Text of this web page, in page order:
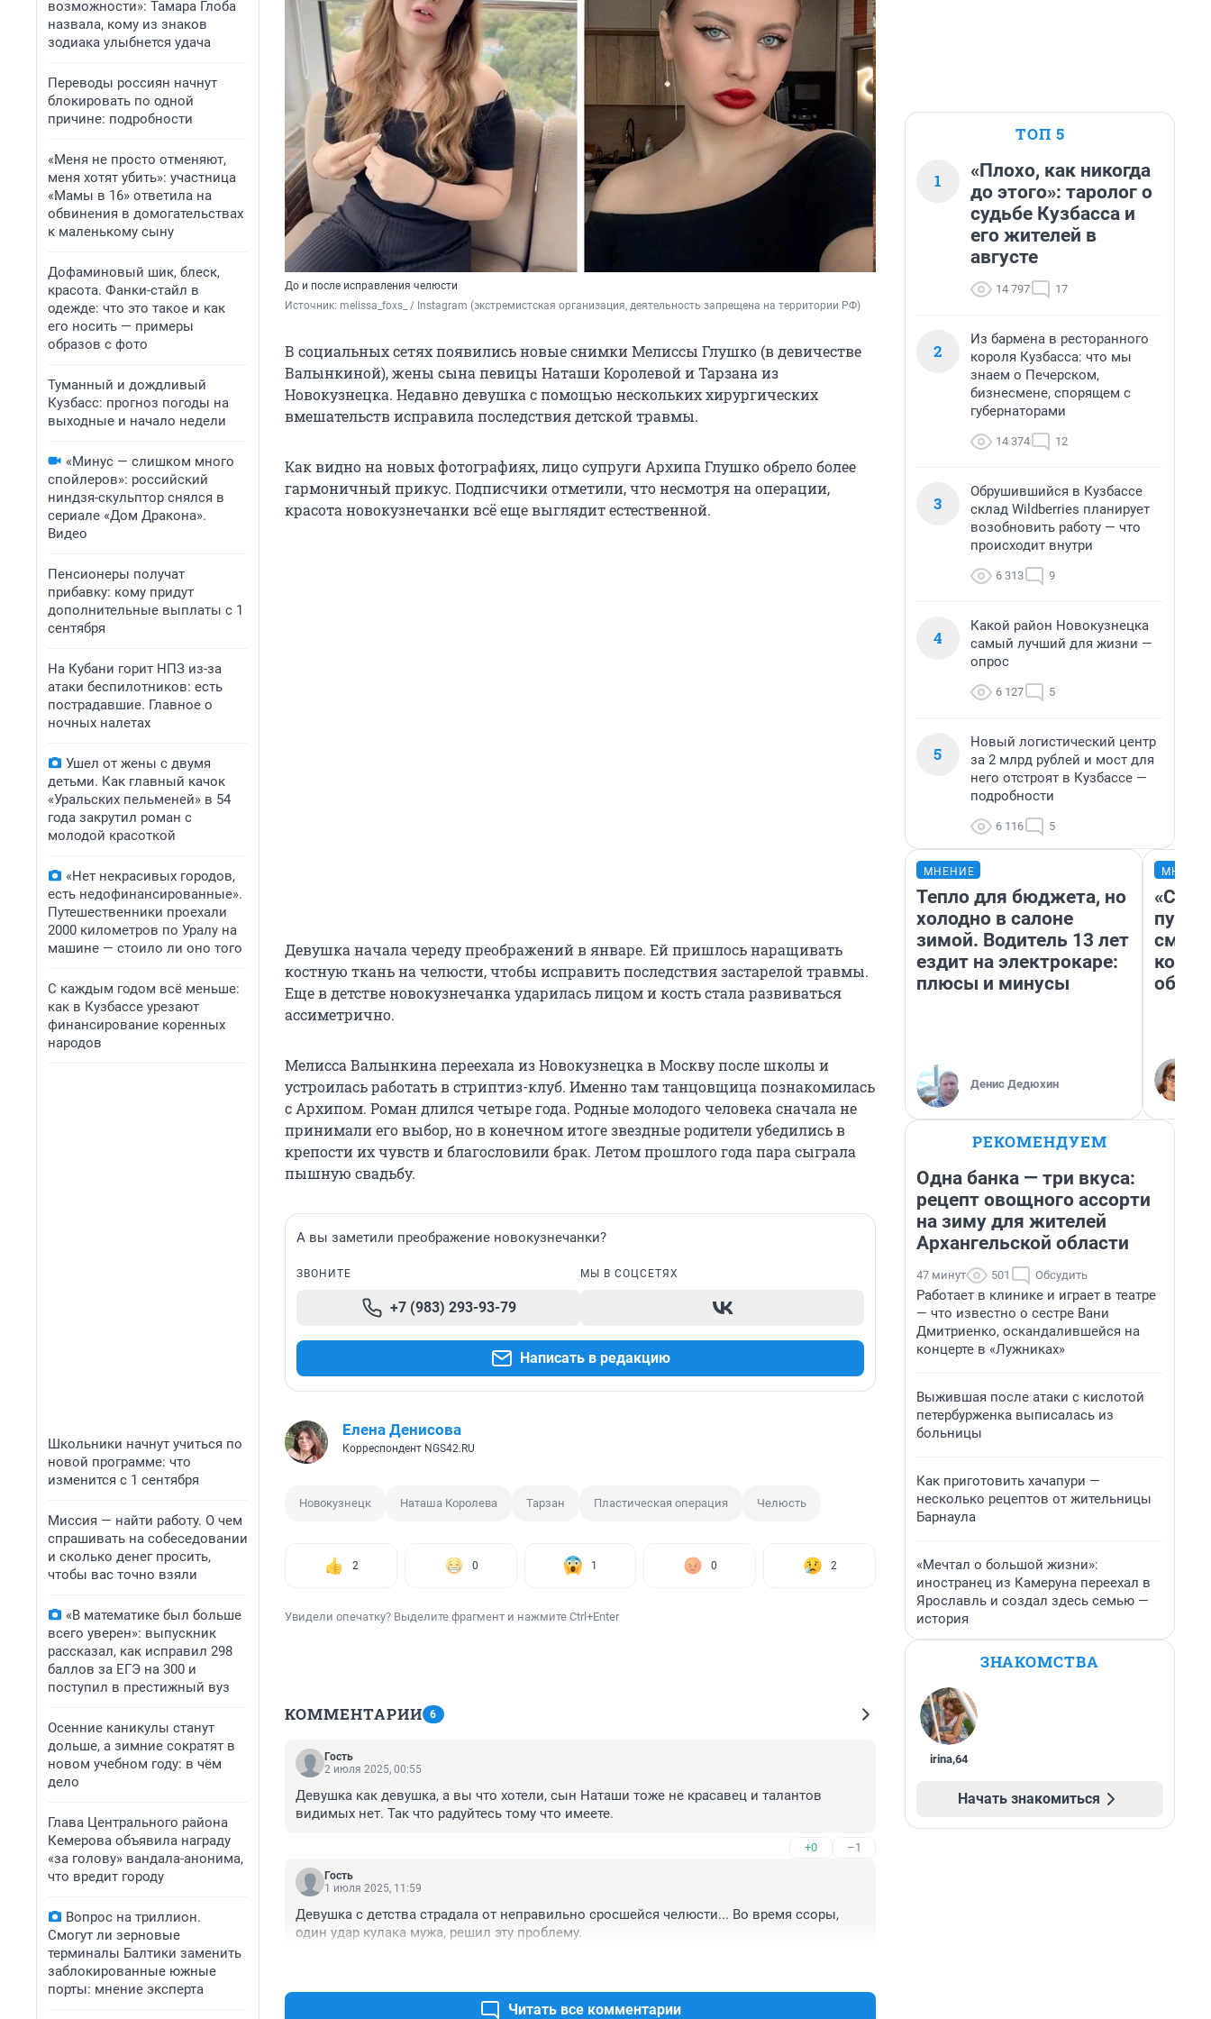
возможности»: Тамара Глоба
назвала, кому из знаков
зодиака улыбнется удача
Переводы россиян начнут
блокировать по одной
причине: подробности
«Меня не просто отменяют,
меня хотят убить»: участница
«Мамы в 16» ответила на
обвинения в домогательствах
к маленькому сыну
Дофаминовый шик, блеск,
красота. Фанки-стайл в
одежде: что это такое и как
его носить — примеры
образов с фото
Туманный и дождливый
Кузбасс: прогноз погоды на
выходные и начало недели
«Минус — слишком много
спойлеров»: российский
ниндзя-скульптор снялся в
сериале «Дом Дракона».
Видео
Пенсионеры получат
прибавку: кому придут
дополнительные выплаты с 1
сентября
На Кубани горит НПЗ из-за
атаки беспилотников: есть
пострадавшие. Главное о
ночных налетах
Ушел от жены с двумя
детьми. Как главный качок
«Уральских пельменей» в 54
года закрутил роман с
молодой красоткой
«Нет некрасивых городов,
есть недофинансированные».
Путешественники проехали
2000 километров по Уралу на
машине — стоило ли оно того
С каждым годом всё меньше:
как в Кузбассе урезают
финансирование коренных
народов
Школьники начнут учиться по
новой программе: что
изменится с 1 сентября
Миссия — найти работу. О чем
спрашивать на собеседовании
и сколько денег просить,
чтобы вас точно взяли
«В математике был больше
всего уверен»: выпускник
рассказал, как исправил 298
баллов за ЕГЭ на 300 и
поступил в престижный вуз
Осенние каникулы станут
дольше, а зимние сократят в
новом учебном году: в чём
дело
Глава Центрального района
Кемерова объявила награду
«за голову» вандала-анонима,
что вредит городу
Вопрос на триллион.
Смогут ли зерновые
терминалы Балтики заменить
заблокированные южные
порты: мнение эксперта
До и после исправления челюсти
Источник: melissa_foxs_ / Instagram (экстремистская организация, деятельность запрещена на территории РФ)
В социальных сетях появились новые снимки Мелиссы Глушко (в девичестве
Валынкиной), жены сына певицы Наташи Королевой и Тарзана из
Новокузнецка. Недавно девушка с помощью нескольких хирургических
вмешательств исправила последствия детской травмы.
Как видно на новых фотографиях, лицо супруги Архипа Глушко обрело более
гармоничный прикус. Подписчики отметили, что несмотря на операции,
красота новокузнечанки всё еще выглядит естественной.
Девушка начала череду преображений в январе. Ей пришлось наращивать
костную ткань на челюсти, чтобы исправить последствия застарелой травмы.
Еще в детстве новокузнечанка ударилась лицом и кость стала развиваться
ассиметрично.
Мелисса Валынкина переехала из Новокузнецка в Москву после школы и
устроилась работать в стриптиз-клуб. Именно там танцовщица познакомилась
с Архипом. Роман длился четыре года. Родные молодого человека сначала не
принимали его выбор, но в конечном итоге звездные родители убедились в
крепости их чувств и благословили брак. Летом прошлого года пара сыграла
пышную свадьбу.
А вы заметили преображение новокузнечанки?
ЗВОНИТЕ
+7 (983) 293-93-79
МЫ В СОЦСЕТЯХ
Написать в редакцию
Елена Денисова
Корреспондент NGS42.RU
Новокузнецк Наташа Королева Тарзан Пластическая операция Челюсть
2 0 1 0 2
Увидели опечатку? Выделите фрагмент и нажмите Ctrl+Enter
КОММЕНТАРИИ 6
Гость
2 июля 2025, 00:55
Девушка как девушка, а вы что хотели, сын Наташи тоже не красавец и талантов
видимых нет. Так что радуйтесь тому что имеете.
+0 –1
Гость
1 июля 2025, 11:59
Девушка с детства страдала от неправильно сросшейся челюсти... Во время ссоры,
один удар кулака мужа, решил эту проблему.
Читать все комментарии
ТОП 5
1
«Плохо, как никогда
до этого»: таролог о
судьбе Кузбасса и
его жителей в
августе
14 797 17
2
Из бармена в ресторанного
короля Кузбасса: что мы
знаем о Печерском,
бизнесмене, спорящем с
губернаторами
14 374 12
3
Обрушившийся в Кузбассе
склад Wildberries планирует
возобновить работу — что
происходит внутри
6 313 9
4
Какой район Новокузнецка
самый лучший для жизни —
опрос
6 127 5
5
Новый логистический центр
за 2 млрд рублей и мост для
него отстроят в Кузбассе —
подробности
6 116 5
МНЕНИЕ
Тепло для бюджета, но
холодно в салоне
зимой. Водитель 13 лет
ездит на электрокаре:
плюсы и минусы
Денис Дедюхин
РЕКОМЕНДУЕМ
Одна банка — три вкуса:
рецепт овощного ассорти
на зиму для жителей
Архангельской области
47 минут 501 Обсудить
Работает в клинике и играет в театре
— что известно о сестре Вани
Дмитриенко, оскандалившейся на
концерте в «Лужниках»
Выжившая после атаки с кислотой
петербурженка выписалась из
больницы
Как приготовить хачапури —
несколько рецептов от жительницы
Барнаула
«Мечтал о большой жизни»:
иностранец из Камеруна переехал в
Ярославль и создал здесь семью —
история
ЗНАКОМСТВА
irina,64
Начать знакомиться